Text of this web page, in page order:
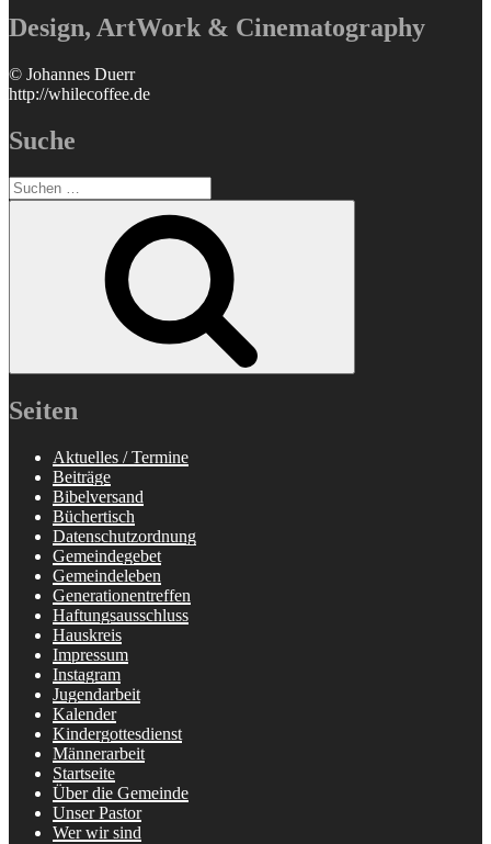
Design, ArtWork & Cinematography
© Johannes Duerr
http://whilecoffee.de
Suche
Suchen
nach:
Seiten
Aktuelles / Termine
Beiträge
Bibelversand
Büchertisch
Datenschutzordnung
Gemeindegebet
Gemeindeleben
Generationentreffen
Haftungsausschluss
Hauskreis
Impressum
Instagram
Jugendarbeit
Kalender
Kindergottesdienst
Männerarbeit
Startseite
Über die Gemeinde
Unser Pastor
Wer wir sind